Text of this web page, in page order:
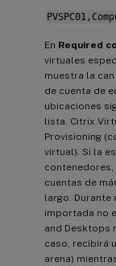
En Required
virtuales
muestra la
de cuenta de
ubicaciones
lista. Citrix
Provisioning
virtual). Si la
cuentas de
largo. Durante
importada no
and Desktops
caso, recibirá
arena)